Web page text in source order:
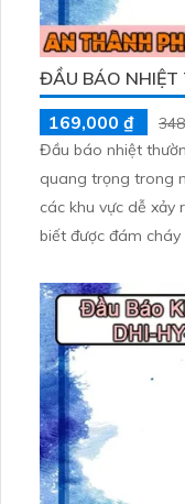
ĐẦU BÁO NHIỆT
169,000 ₫
Đầu báo nhiệt
quang trọng trong
các khu vực dễ xảy
biết được đám